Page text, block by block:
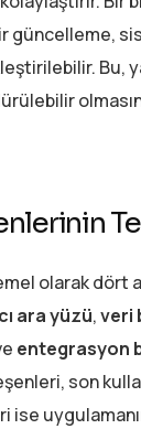
güncelleme,
Bu,
olarak dört
ara yüzü,veri
entegrasyon
son
ise